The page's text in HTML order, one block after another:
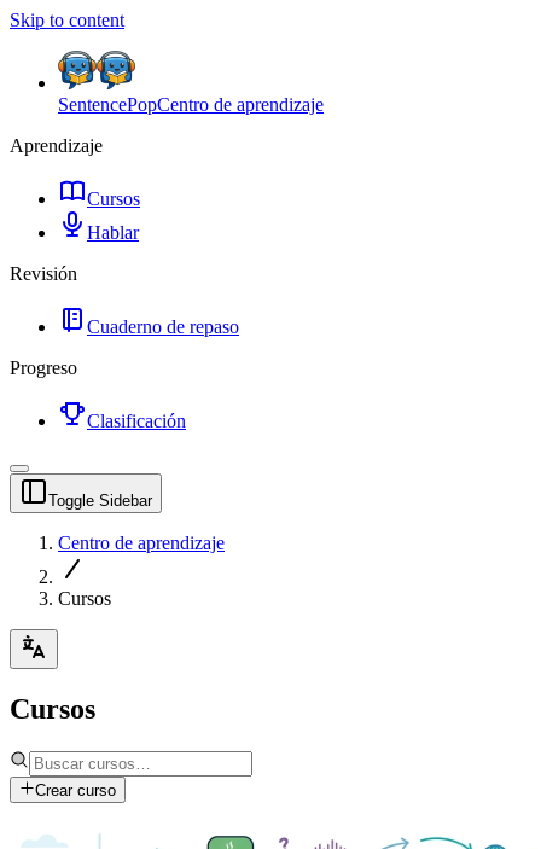
Skip to content
SentencePopCentro de aprendizaje
Aprendizaje
Cursos
Hablar
Revisión
Cuaderno de repaso
Progreso
Clasificación
Toggle Sidebar
Centro de aprendizaje
Cursos
Cursos
Crear curso